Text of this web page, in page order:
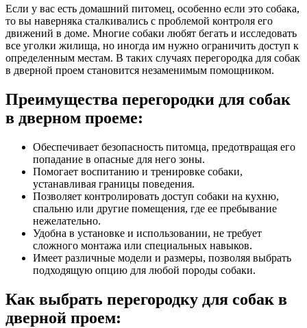
Если у вас есть домашний питомец, особенно если это собака,
то вы наверняка сталкивались с проблемой контроля его
движений в доме. Многие собаки любят бегать и исследовать
все уголки жилища, но иногда им нужно ограничить доступ к
определенным местам. В таких случаях перегородка для собак
в дверной проем становится незаменимым помощником.
Преимущества перегородки для собак
в дверном проеме:
Обеспечивает безопасность питомца, предотвращая его
попадание в опасные для него зоны.
Помогает воспитанию и тренировке собаки,
устанавливая границы поведения.
Позволяет контролировать доступ собаки на кухню,
спальню или другие помещения, где ее пребывание
нежелательно.
Удобна в установке и использовании, не требует
сложного монтажа или специальных навыков.
Имеет различные модели и размеры, позволяя выбрать
подходящую опцию для любой породы собаки.
Как выбрать перегородку для собак в
дверной проем: